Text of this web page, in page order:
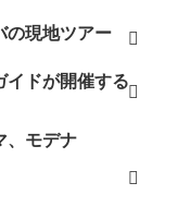
の現地ツアー
イドが開催する
、モデナ